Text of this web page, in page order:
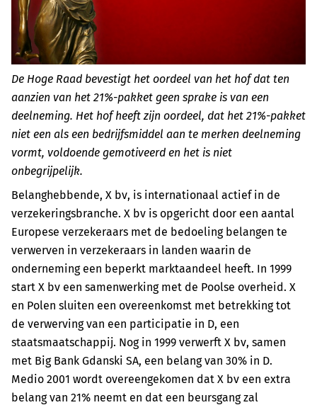
De Hoge Raad bevestigt het oordeel van het hof dat ten
aanzien van het 21%-pakket geen sprake is van een
deelneming. Het hof heeft zijn oordeel, dat het 21%-pakket
niet een als een bedrijfsmiddel aan te merken deelneming
vormt, voldoende gemotiveerd en het is niet
onbegrijpelijk.
Belanghebbende, X bv, is internationaal actief in de
verzekeringsbranche. X bv is opgericht door een aantal
Europese verzekeraars met de bedoeling belangen te
verwerven in verzekeraars in landen waarin de
onderneming een beperkt marktaandeel heeft. In 1999
start X bv een samenwerking met de Poolse overheid. X
en Polen sluiten een overeenkomst met betrekking tot
de verwerving van een participatie in D, een
staatsmaatschappij. Nog in 1999 verwerft X bv, samen
met Big Bank Gdanski SA, een belang van 30% in D.
Medio 2001 wordt overeengekomen dat X bv een extra
belang van 21% neemt en dat een beursgang zal